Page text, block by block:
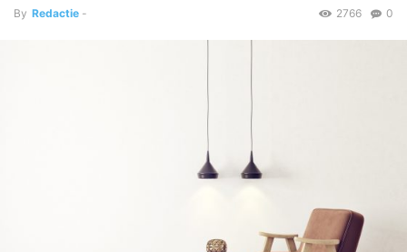
By Redactie - 0
2766